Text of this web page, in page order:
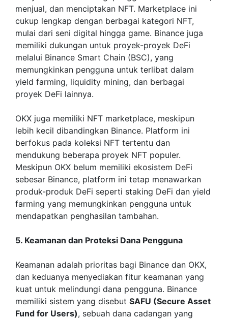
menjual, dan menciptakan NFT. Marketplace ini
cukup lengkap dengan berbagai kategori NFT,
mulai dari seni digital hingga game. Binance juga
memiliki dukungan untuk proyek-proyek DeFi
melalui Binance Smart Chain (BSC), yang
memungkinkan pengguna untuk terlibat dalam
yield farming, liquidity mining, dan berbagai
proyek DeFi lainnya.
OKX juga memiliki NFT marketplace, meskipun
lebih kecil dibandingkan Binance. Platform ini
berfokus pada koleksi NFT tertentu dan
mendukung beberapa proyek NFT populer.
Meskipun OKX belum memiliki ekosistem DeFi
sebesar Binance, platform ini tetap menawarkan
produk-produk DeFi seperti staking DeFi dan yield
farming yang memungkinkan pengguna untuk
mendapatkan penghasilan tambahan.
5. Keamanan dan Proteksi Dana Pengguna
Keamanan adalah prioritas bagi Binance dan OKX,
dan keduanya menyediakan fitur keamanan yang
kuat untuk melindungi dana pengguna. Binance
memiliki sistem yang disebut SAFU (Secure Asset
Fund for Users), sebuah dana cadangan yang